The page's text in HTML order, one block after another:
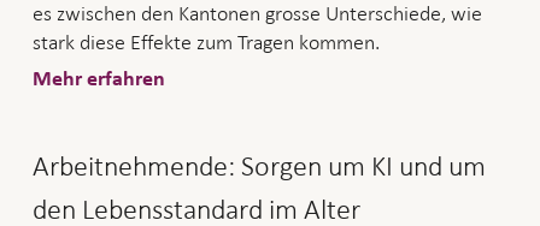
es zwischen den Kantonen grosse Unterschiede, wie
stark diese Effekte zum Tragen kommen.
Mehr erfahren
Arbeitnehmende: Sorgen um KI und um
den Lebens­standard im Alter